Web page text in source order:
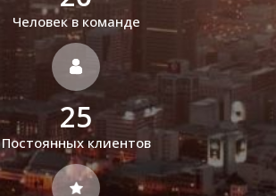
Человек в команде
25
Постоянных клиентов